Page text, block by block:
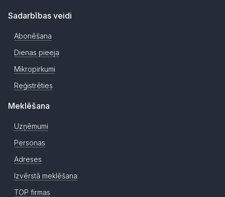
Sadarbības veidi
Abonēšana
Dienas pieeja
Mikropirkumi
Reģistrēties
Meklēšana
Uzņēmumi
Personas
Adreses
Izvērstā meklēšana
TOP firmas